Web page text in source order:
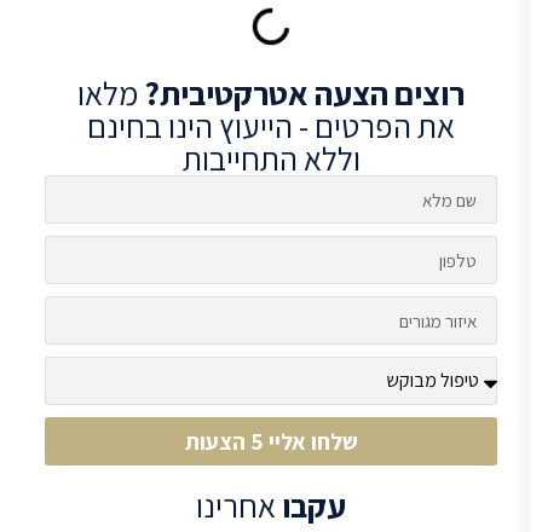
רוציםהצעה אטרקטיבית?מלאו
את הפרטים - הייעוץ הינו בחינם
וללא התחייבות
שלחו אליי 5 הצעות
עקבואחרינו